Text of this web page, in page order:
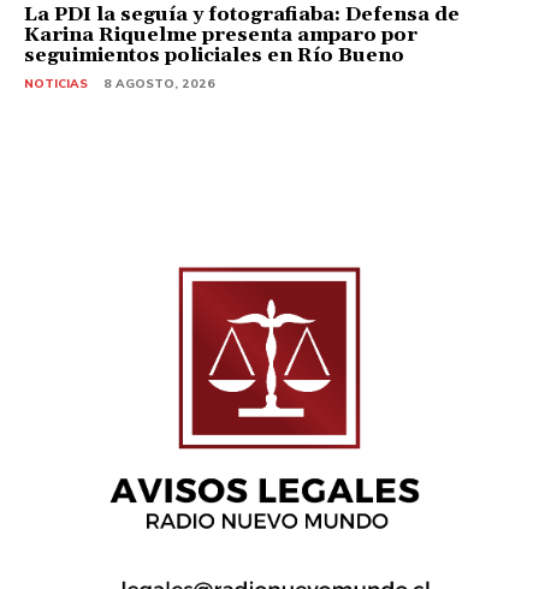
La PDI la seguía y fotografiaba: Defensa de
Karina Riquelme presenta amparo por
seguimientos policiales en Río Bueno
NOTICIAS 8 AGOSTO, 2026